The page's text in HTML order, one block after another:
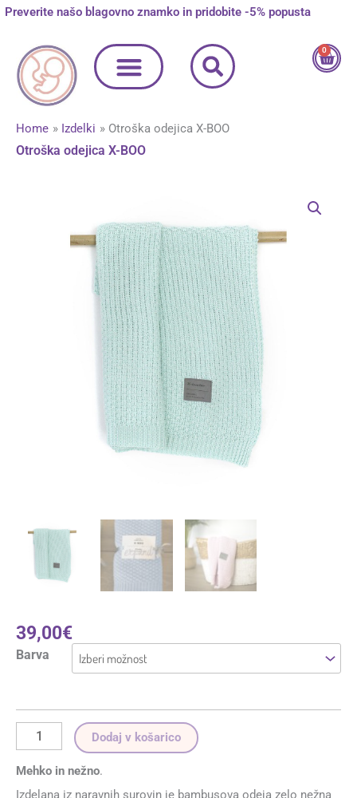
Skip
toPreverite našo blagovno znamko in pridobite -5% popusta
0
Cart
Home Izdelki Otroška odejica X-BOO
Otroška odejica X-BOO
39,00€
Barva
Dodaj v košarico
Mehko in nežno.
Izdelana iz naravnih surovin je bambusova odeja zelo nežna